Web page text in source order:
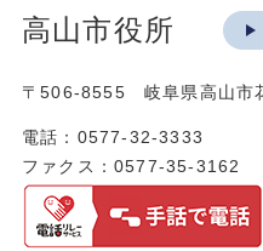
高山市役所
〒506-8555 岐阜県高山
電話：0577-32-3333
ファクス：0577-35-3162